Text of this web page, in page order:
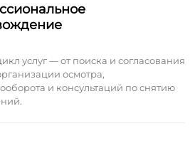
услуг — от поиска и согласования
осмотра,
и консультаций по снятию